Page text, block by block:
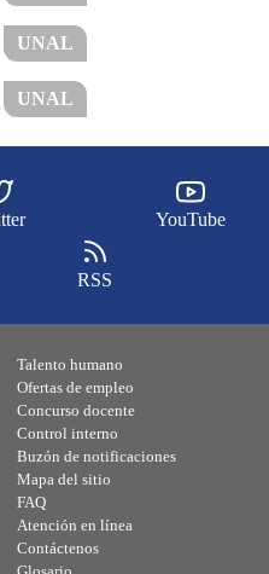
UNAL
UNAL
YouTube
RSS
Talento humano
Ofertas de empleo
Concurso docente
Control interno
Buzón de notificaciones
Mapa del sitio
FAQ
Atención en línea
Contáctenos